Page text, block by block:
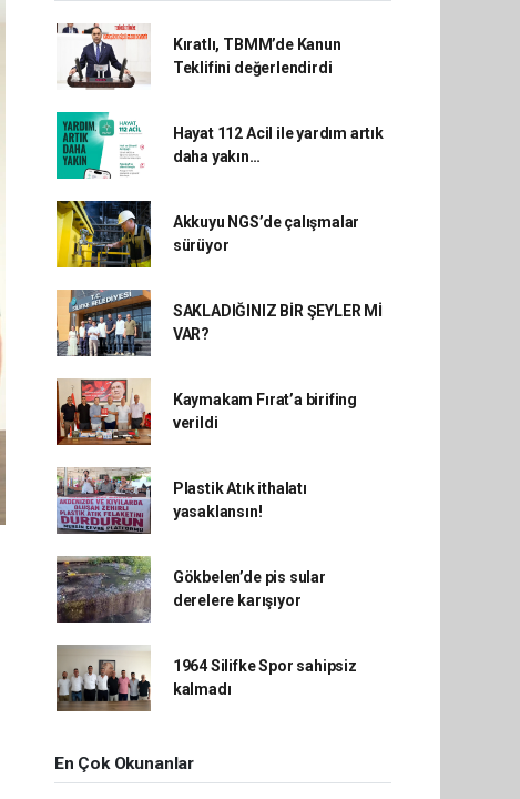
Kıratlı, TBMM’de Kanun
Teklifini değerlendirdi
Hayat 112 Acil ile yardım artık
daha yakın…
Akkuyu NGS’de çalışmalar
sürüyor
SAKLADIĞINIZ BİR ŞEYLER Mİ
VAR?
Kaymakam Fırat’a birifing
verildi
Plastik Atık ithalatı
yasaklansın!
Gökbelen’de pis sular
derelere karışıyor
1964 Silifke Spor sahipsiz
kalmadı
En Çok Okunanlar